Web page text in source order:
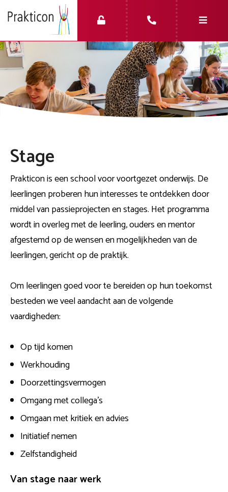
Stage
Prakticon is een school voor voortgezet onderwijs. De
leerlingen proberen hun interesses te ontdekken door
middel van passieprojecten en stages. Het programma
wordt in overleg met de leerling, ouders en mentor
afgestemd op de wensen en mogelijkheden van de
leerlingen, gericht op de praktijk.
Om leerlingen goed voor te bereiden op hun toekomst
besteden we veel aandacht aan de volgende
vaardigheden:
Op tijd komen
Werkhouding
Doorzettingsvermogen
Omgang met collega’s
Omgaan met kritiek en advies
Initiatief nemen
Zelfstandigheid
Van stage naar werk